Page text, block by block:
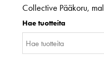
Collective Pääkoru,
Hae tuotteita